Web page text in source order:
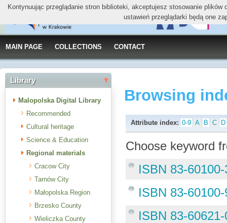
MAIN PAGE COLLECTIONS CONTACT
Library
Malopolska Digital Library
Recommended
Cultural heritage
Science & Education
Regional materials
Cracow City
Tarnów City
Małopolska Region
Brzesko County
Wieliczka County
Browsing
Attribute index: 0-9 A B C D
Choose keyword
ISBN 83-
ISBN 83-
ISBN 83-
Kontynuując przeglądanie stron biblioteki, akceptujesz stosowanie
ustawień przeglądarki będą one